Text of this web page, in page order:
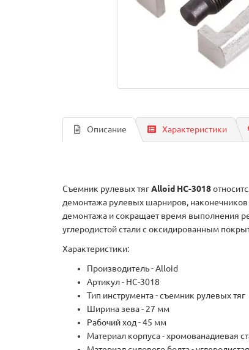
Описание Характеристики
Съемник рулевых тягAlloid НС-3018
демонтажа рулевых шарниров,
демонтажа и сокращает время выполнения
углеродистой стали с оксидированным
Характеристики:
Производитель - Alloid
Артикул - НС-3018
Тип инструмента - съемник рулевых тяг
Ширина зева - 27 мм
Рабочий ход - 45 мм
Материал корпуса - хромованадиевая